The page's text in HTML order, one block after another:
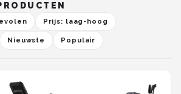
Prijs: laag-hoog
Nieuwste Populair